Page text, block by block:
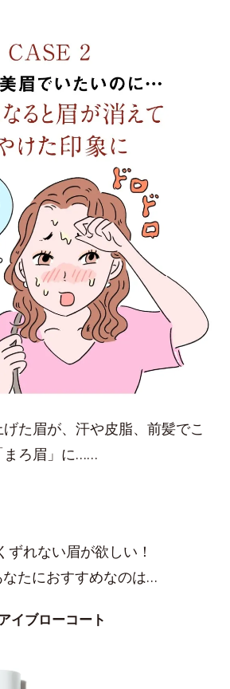
た眉が、汗や皮脂、前髪でこ
まろ眉」に……
ずれない眉が欲しい！
たにおすすめなのは…
イブローコート